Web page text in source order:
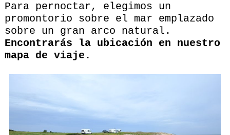
Para pernoctar, elegimos un
promontorio sobre el mar emplazado
sobre un gran arco natural.
Encontrarás la ubicación en nuestro
mapa de viaje.